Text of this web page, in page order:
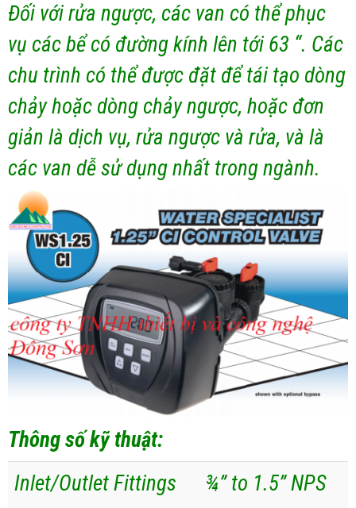
Đối với rửa ngược, các van có thể phục
vụ các bể có đường kính lên tới 63 “. Các
chu trình có thể được đặt để tái tạo dòng
chảy hoặc dòng chảy ngược, hoặc đơn
giản là dịch vụ, rửa ngược và rửa, và là
các van dễ sử dụng nhất trong ngành.
Thông số kỹ thuật:
Inlet/Outlet Fittings
¾” to 1.5” NPS